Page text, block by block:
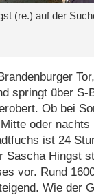
(re.) auf der
springt über S-
Ob bei
oder nachts
ist 24
Sascha Hingst
vor. Rund
Wie der